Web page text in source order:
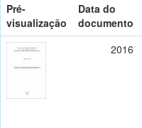
Pré-
visualização
Data do
documento
2016